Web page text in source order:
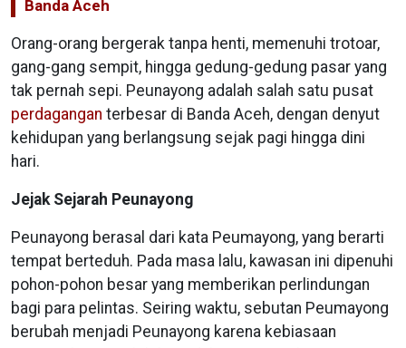
Banda Aceh
Orang-orang bergerak tanpa henti, memenuhi trotoar,
gang-gang sempit, hingga gedung-gedung pasar yang
tak pernah sepi. Peunayong adalah salah satu pusat
perdagangan terbesar di Banda Aceh, dengan denyut
kehidupan yang berlangsung sejak pagi hingga dini
hari.
Jejak Sejarah Peunayong
Peunayong berasal dari kata Peumayong, yang berarti
tempat berteduh. Pada masa lalu, kawasan ini dipenuhi
pohon-pohon besar yang memberikan perlindungan
bagi para pelintas. Seiring waktu, sebutan Peumayong
berubah menjadi Peunayong karena kebiasaan